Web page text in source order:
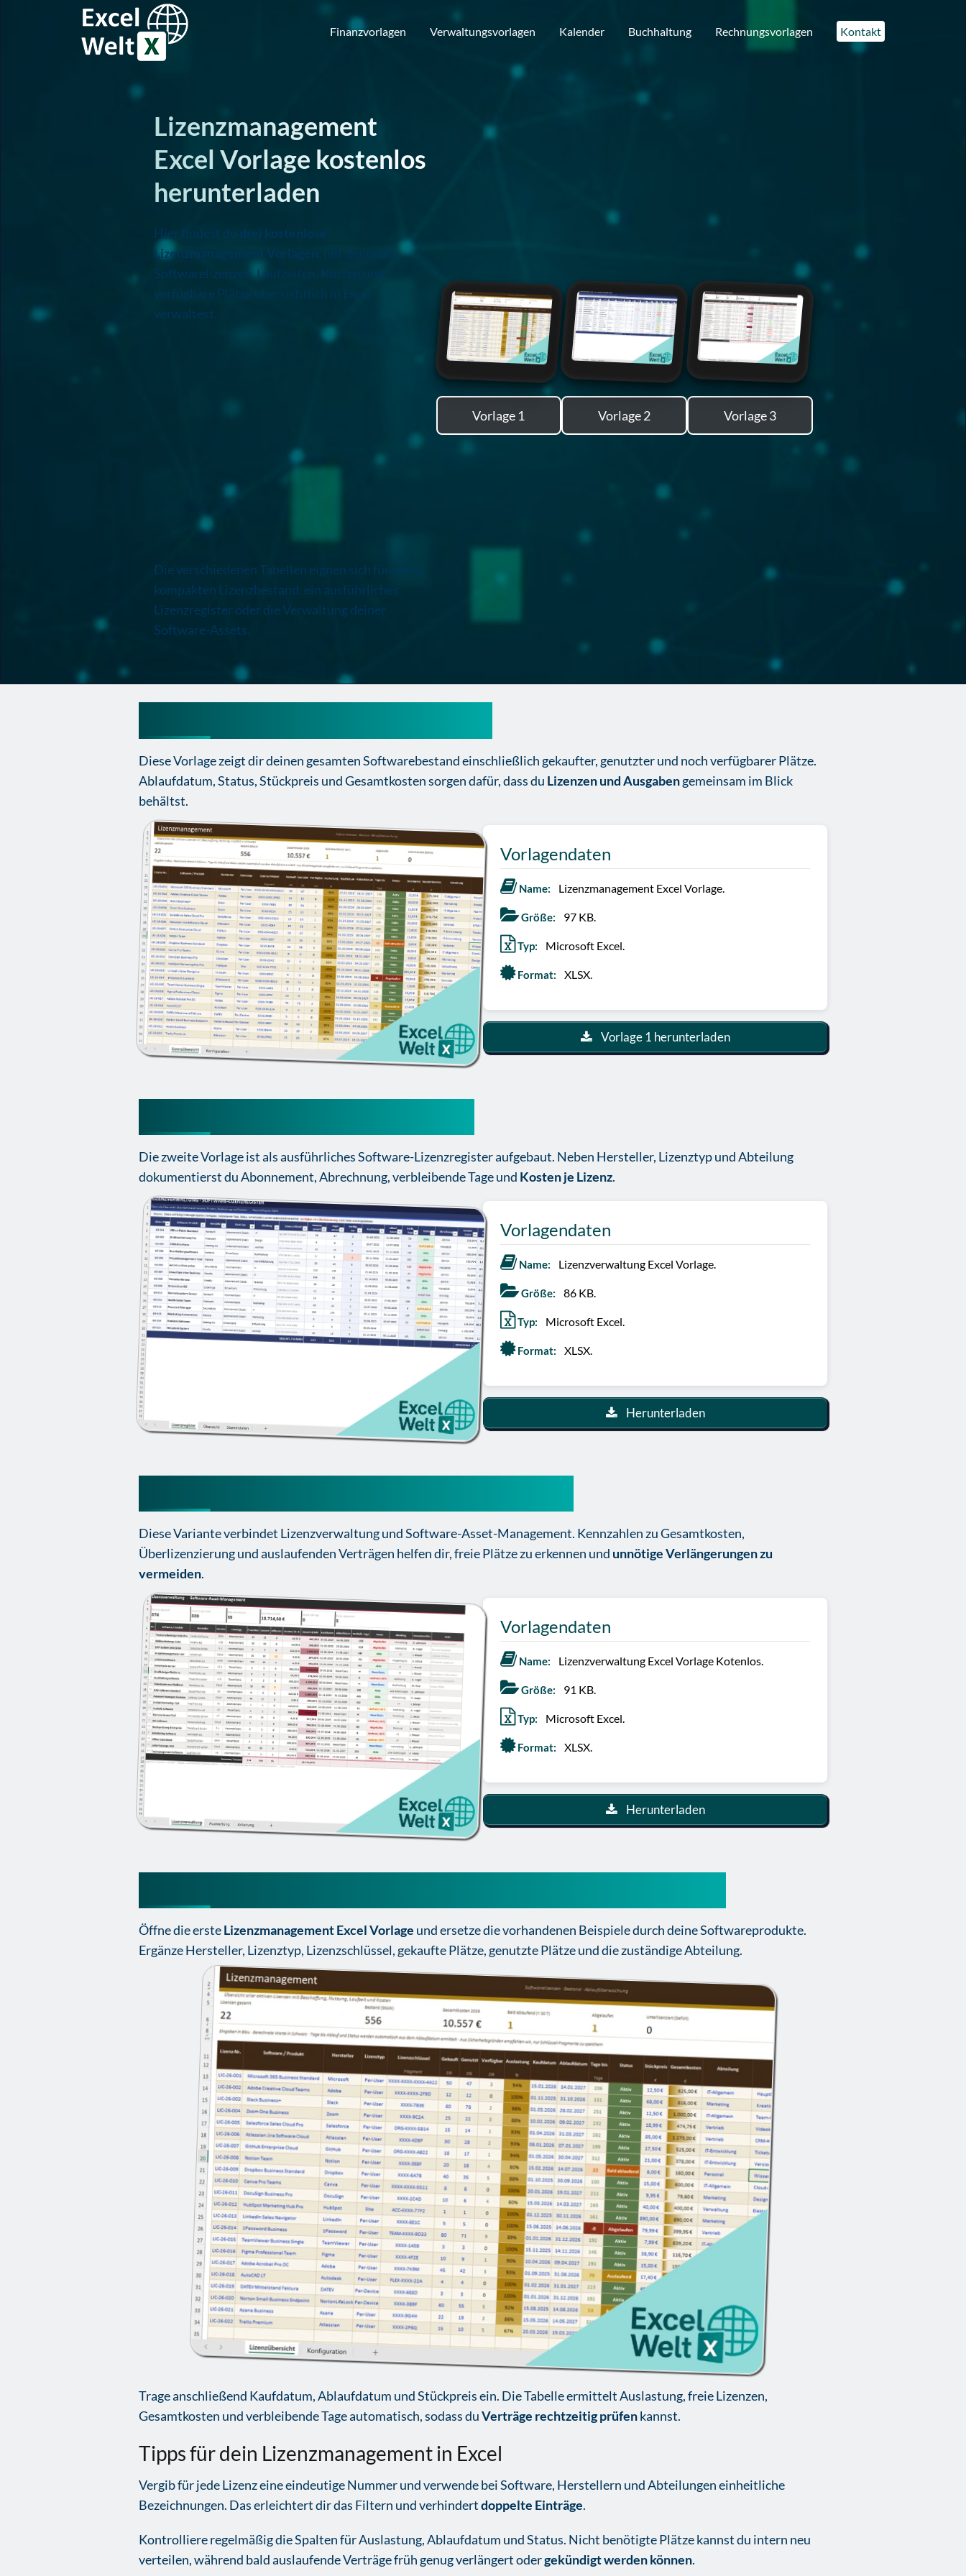
Finanzvorlagen Verwaltungsvorlagen Kalender Buchhaltung Rechnungsvorlagen Kontakt
Excel Welt
Lizenzmanagement
Excel Vorlage kostenlos
herunterladen
Hier findest du drei kostenlose
Lizenzmanagement Vorlagen, mit denen du
Softwarelizenzen, Laufzeiten, Kosten und
verfügbare Plätze übersichtlich in Excel
verwaltest.
Die verschiedenen Tabellen eignen sich für einen
kompakten Lizenzbestand, ein ausführliches
Lizenzregister oder die Verwaltung deiner
Software-Assets.
Vorlage 1 Vorlage 2 Vorlage 3
Diese Vorlage zeigt dir deinen gesamten Softwarebestand einschließlich gekaufter, genutzter und noch verfügbarer Plätze.
Ablaufdatum, Status, Stückpreis und Gesamtkosten sorgen dafür, dass du Lizenzen und Ausgabengemeinsam im Blick
behältst.
Vorlagendaten
Name: Lizenzmanagement Excel Vorlage.
Größe: 97 KB.
Typ: Microsoft Excel.
Format: XLSX.
Vorlage 1 herunterladen
Die zweite Vorlage ist als ausführliches Software-Lizenzregister aufgebaut. Neben Hersteller, Lizenztyp und Abteilung
dokumentierst du Abonnement, Abrechnung, verbleibende Tage und Kosten je Lizenz.
Vorlagendaten
Name: Lizenzverwaltung Excel Vorlage.
Größe: 86 KB.
Typ: Microsoft Excel.
Format: XLSX.
Herunterladen
Diese Variante verbindet Lizenzverwaltung und Software-Asset-Management. Kennzahlen zu Gesamtkosten,
Überlizenzierung und auslaufenden Verträgen helfen dir, freie Plätze zu erkennen und unnötige Verlängerungen zu
vermeiden.
Vorlagendaten
Name: Lizenzverwaltung Excel Vorlage Kotenlos.
Größe: 91 KB.
Typ: Microsoft Excel.
Format: XLSX.
Herunterladen
Öffne die ersteLizenzmanagement Excel Vorlage und ersetze die vorhandenen Beispiele durch deine Softwareprodukte.
Ergänze Hersteller, Lizenztyp, Lizenzschlüssel, gekaufte Plätze, genutzte Plätze und die zuständige Abteilung.
Trage anschließend Kaufdatum, Ablaufdatum und Stückpreis ein. Die Tabelle ermittelt Auslastung, freie Lizenzen,
Gesamtkosten und verbleibende Tage automatisch, sodass duVerträge rechtzeitig prüfenkannst.
Tipps für dein Lizenzmanagement in Excel
Vergib für jede Lizenz eine eindeutige Nummer und verwende bei Software, Herstellern und Abteilungen einheitliche
Bezeichnungen. Das erleichtert dir das Filtern und verhindertdoppelte Einträge.
Kontrolliere regelmäßig die Spalten für Auslastung, Ablaufdatum und Status. Nicht benötigte Plätze kannst du intern neu
verteilen, während bald auslaufende Verträge früh genug verlängert odergekündigt werden können.